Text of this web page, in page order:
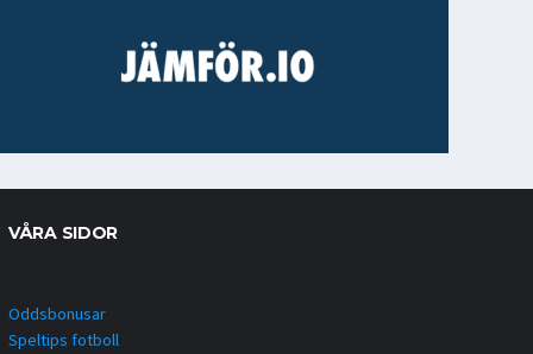
VÅRA SIDOR
Oddsbonusar
Speltips fotboll